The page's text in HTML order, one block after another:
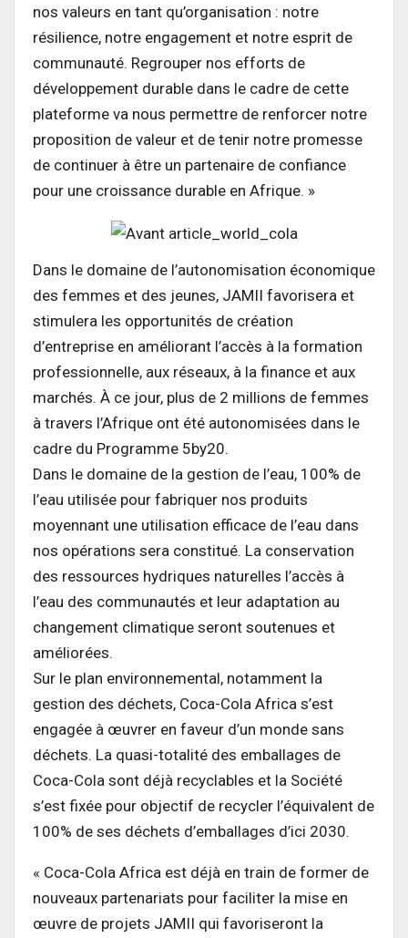
nos valeurs en tant qu’organisation : notre
résilience, notre engagement et notre esprit de
communauté. Regrouper nos efforts de
développement durable dans le cadre de cette
plateforme va nous permettre de renforcer notre
proposition de valeur et de tenir notre promesse
de continuer à être un partenaire de confiance
pour une croissance durable en Afrique. »
Dans le domaine de l’autonomisation économique
des femmes et des jeunes, JAMII favorisera et
stimulera les opportunités de création
d’entreprise en améliorant l’accès à la formation
professionnelle, aux réseaux, à la finance et aux
marchés. À ce jour, plus de 2 millions de femmes
à travers l’Afrique ont été autonomisées dans le
cadre du Programme 5by20.
Dans le domaine de la gestion de l’eau, 100% de
l’eau utilisée pour fabriquer nos produits
moyennant une utilisation efficace de l’eau dans
nos opérations sera constitué. La conservation
des ressources hydriques naturelles l’accès à
l’eau des communautés et leur adaptation au
changement climatique seront soutenues et
améliorées.
Sur le plan environnemental, notamment la
gestion des déchets, Coca-Cola Africa s’est
engagée à œuvrer en faveur d’un monde sans
déchets. La quasi-totalité des emballages de
Coca-Cola sont déjà recyclables et la Société
s’est fixée pour objectif de recycler l’équivalent de
100% de ses déchets d’emballages d’ici 2030.
« Coca-Cola Africa est déjà en train de former de
nouveaux partenariats pour faciliter la mise en
œuvre de projets JAMII qui favoriseront la